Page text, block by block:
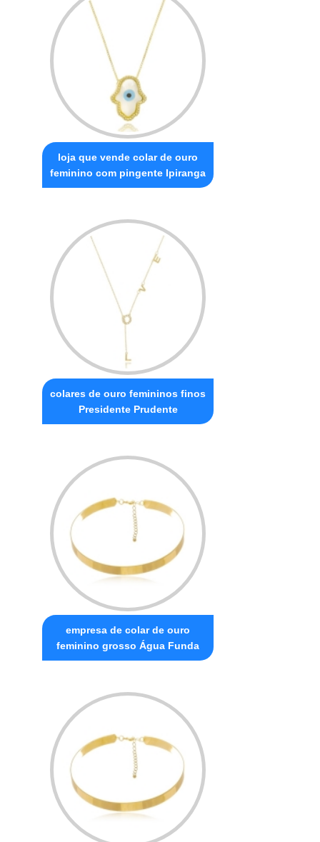
loja que vende colar de ouro
feminino com pingente Ipiranga
colares de ouro femininos finos
Presidente Prudente
empresa de colar de ouro
feminino grosso Água Funda